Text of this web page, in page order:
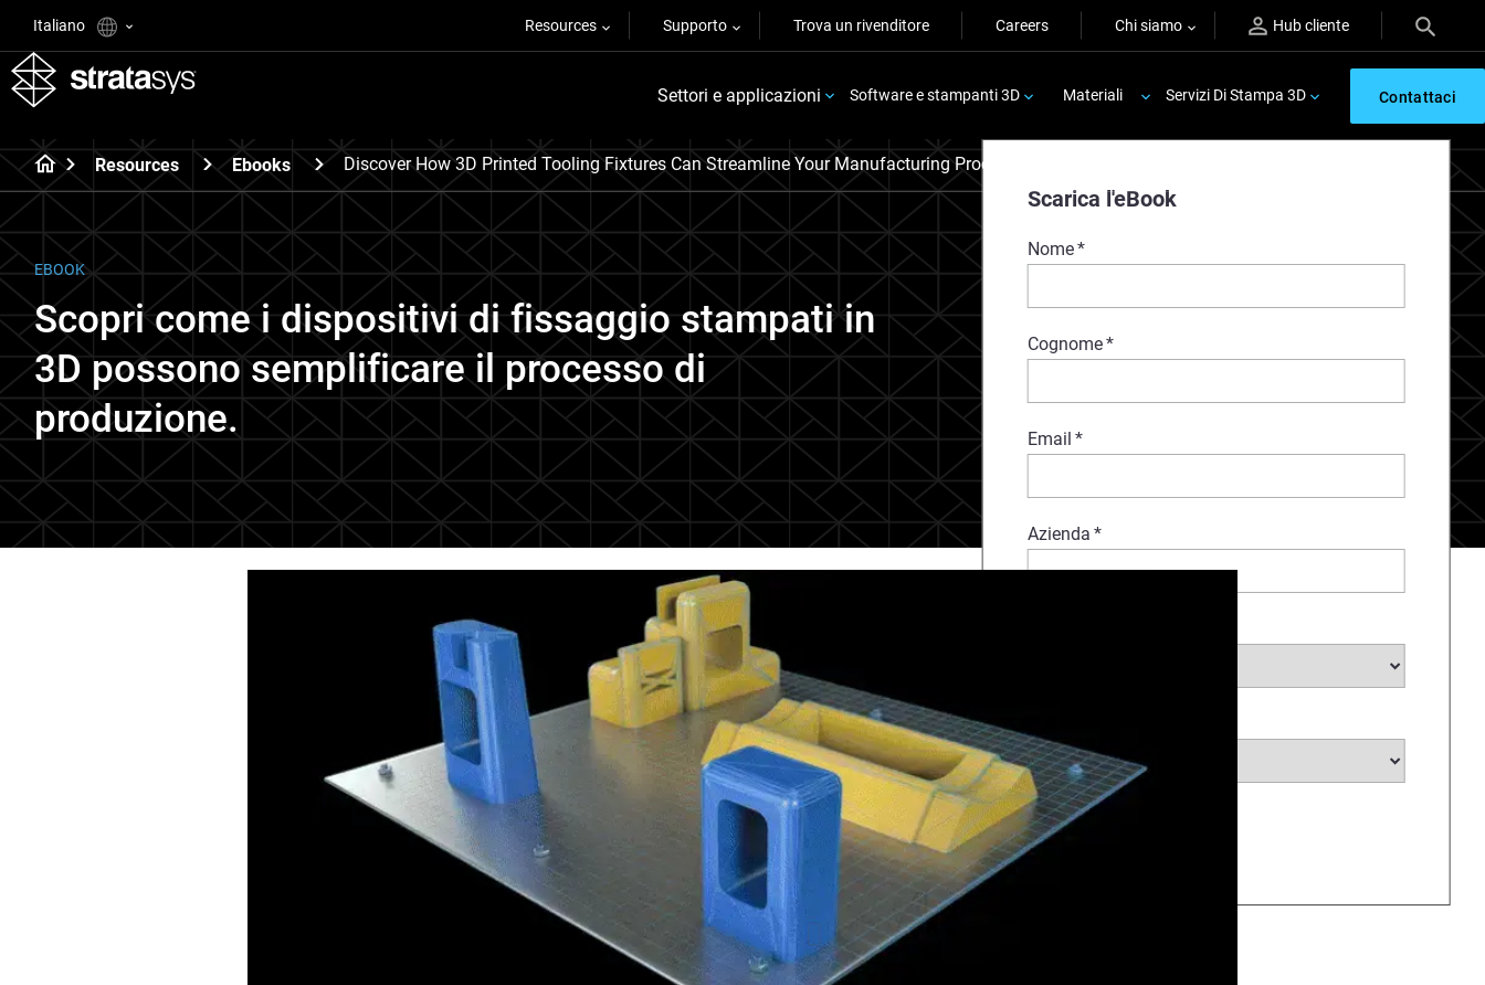
Italiano Resources Supporto Trova un rivenditore Careers Chi siamo Hub cliente
Settori e applicazioni Software e stampanti 3D Materiali Servizi Di Stampa 3D Contattaci
Resources Ebooks Discover How 3D Printed Tooling Fixtures Can Streamline Your Manufacturing Process.
Scarica l'eBook
Nome*
Cognome*
Email *
Azienda *
EBOOK
Scopri come i dispositivi di fissaggio stampati in
3D possono semplificare il processo di
produzione.